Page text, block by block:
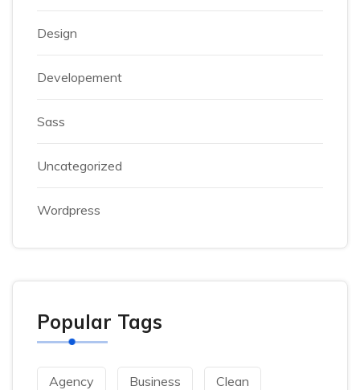
Design
Developement
Sass
Uncategorized
Wordpress
Popular Tags
Agency Business Clean